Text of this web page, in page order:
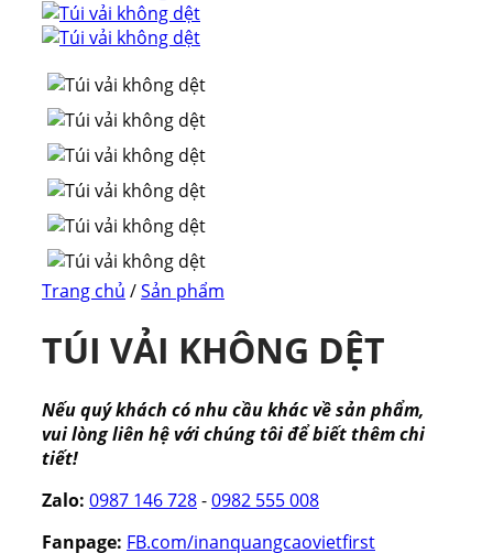
Trang chủ /Sản phẩm
TÚI VẢI KHÔNG DỆT
Nếu quý khách có nhu cầu khác về sản phẩm,
vui lòng liên hệ với chúng tôi để biết thêm chi
tiết!
Zalo: 0987 146 728-0982 555 008
Fanpage: FB.com/inanquangcaovietfirst